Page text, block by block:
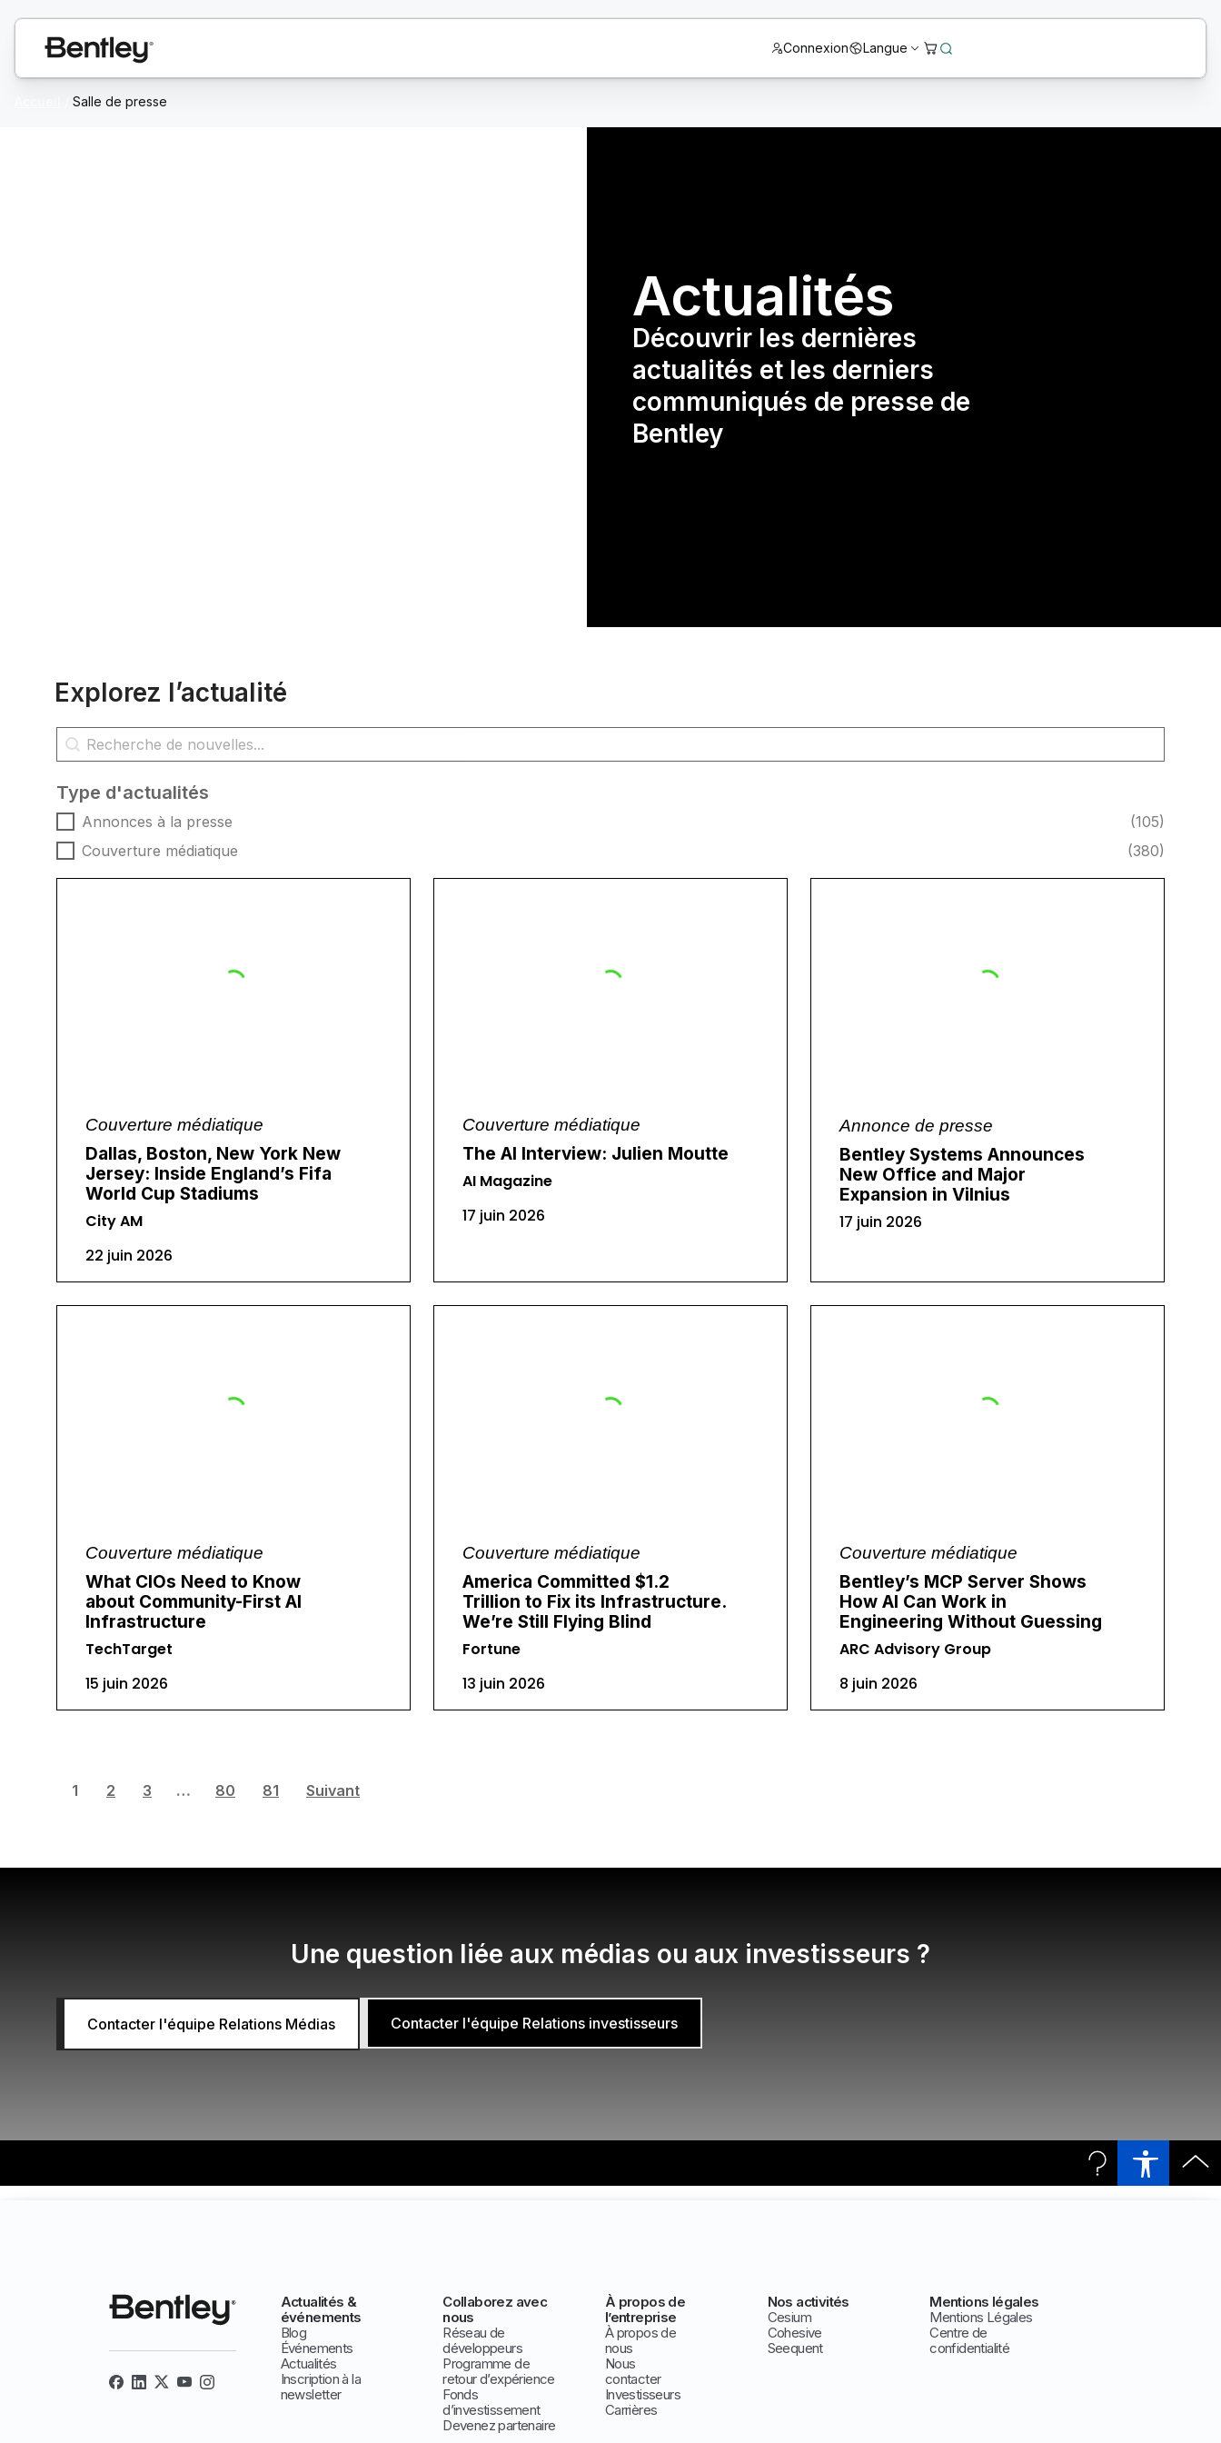
Connexion Langue
Salle de presse
Actualités
Découvrir les dernières
actualités et les derniers
communiqués de presse de
Bentley
Explorez l’actualité
Rechercher des nouvelles
Rechercher du contenu
Type d'actualités
Type d'actualités
Annonces à la presse
(105)
Couverture médiatique
(380)
Couverture médiatique
Dallas, Boston, New York New
Jersey: Inside England’s Fifa
World Cup Stadiums
City AM
22 juin 2026
Couverture médiatique
The AI Interview: Julien Moutte
AI Magazine
17 juin 2026
Annonce de presse
Bentley Systems Announces
New Office and Major
Expansion in Vilnius
17 juin 2026
Couverture médiatique
What CIOs Need to Know
about Community-First AI
Infrastructure
TechTarget
15 juin 2026
Couverture médiatique
America Committed $1.2
Trillion to Fix its Infrastructure.
We’re Still Flying Blind
Fortune
13 juin 2026
Couverture médiatique
Bentley’s MCP Server Shows
How AI Can Work in
Engineering Without Guessing
ARC Advisory Group
8 juin 2026
1 2 3 … 80 81 Suivant
Une question liée aux médias ou aux investisseurs ?
Contacter l'équipe Relations Médias Contacter l'équipe Relations investisseurs
Actualités &
événements
Blog
Événements
Actualités
Inscription à la
newsletter
Collaborez avec
nous
Réseau de
développeurs
Programme de
retour d’expérience
Fonds
d’investissement
Devenez partenaire
À propos de
l’entreprise
À propos de
nous
Nous
contacter
Investisseurs
Carrières
Nos activités
Cesium
Cohesive
Seequent
Mentions légales
Mentions Légales
Centre de
confidentialité